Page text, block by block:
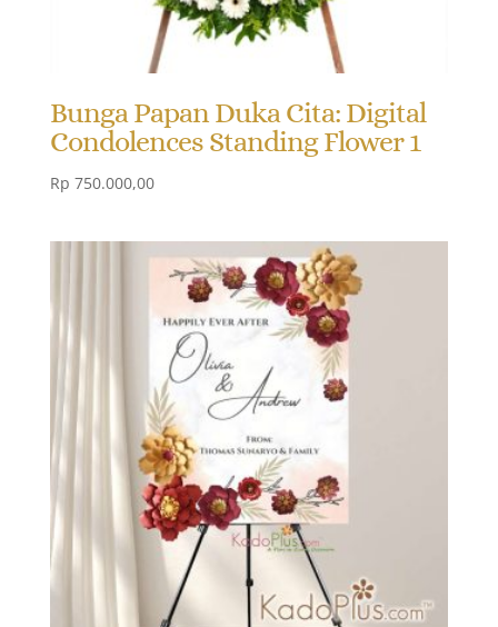
Bunga Papan Duka Cita: Digital
Condolences Standing Flower 1
Rp 750.000,00